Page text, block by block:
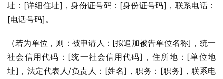
址：[详细住址]，身份证号码：[身份证号码]，联系电话：
[电话号码]。
（若为单位，则：被申请人：[拟追加被告单位名称]，统一
社会信用代码：[统一社会信用代码]，住所地：[单位地
址]，法定代表人/负责人：[姓名]，职务：[职务]，联系电